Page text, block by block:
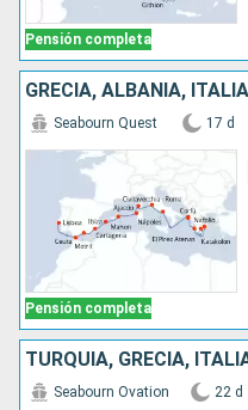
Pensión completa
Pensión completa
Seabourn Quest 17 d
Seabourn Ovation 22 d